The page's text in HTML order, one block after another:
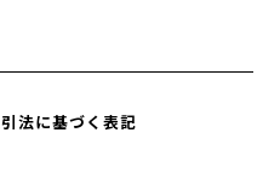
法に基づく表記